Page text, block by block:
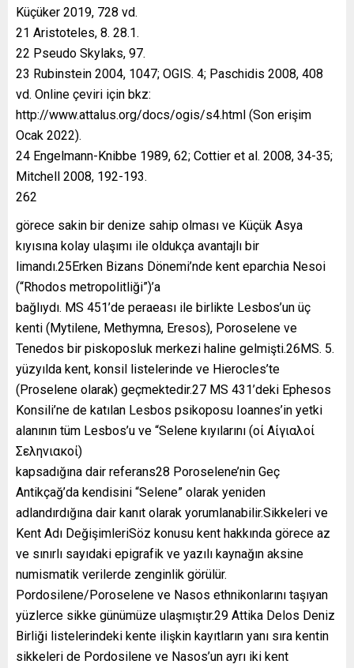
Küçüker 2019, 728 vd.
21 Aristoteles, 8. 28.1.
22 Pseudo Skylaks, 97.
23 Rubinstein 2004, 1047; OGIS. 4; Paschidis 2008, 408
vd. Online çeviri için bkz:
http://www.attalus.org/docs/ogis/s4.html (Son erişim
Ocak 2022).
24 Engelmann-Knibbe 1989, 62; Cottier et al. 2008, 34-35;
Mitchell 2008, 192-193.
262
görece sakin bir denize sahip olması ve Küçük Asya
kıyısına kolay ulaşımı ile oldukça avantajlı bir
limandı.25Erken Bizans Dönemi’nde kent eparchia Nesoi
(“Rhodos metropolitliği”)’a
bağlıydı. MS 451’de peraeası ile birlikte Lesbos’un üç
kenti (Mytilene, Methymna, Eresos), Poroselene ve
Tenedos bir piskoposluk merkezi haline gelmişti.26MS. 5.
yüzyılda kent, konsil listelerinde ve Hierocles’te
(Proselene olarak) geçmektedir.27 MS 431’deki Ephesos
Konsili’ne de katılan Lesbos psikoposu Ioannes’in yetki
alanının tüm Lesbos’u ve “Selene kıyılarını (οί Αίγιαλοί
Σεληνιακοί)
kapsadığına dair referans28 Poroselene’nin Geç
Antikçağ’da kendisini “Selene” olarak yeniden
adlandırdığına dair kanıt olarak yorumlanabilir.Sikkeleri ve
Kent Adı DeğişimleriSöz konusu kent hakkında görece az
ve sınırlı sayıdaki epigrafik ve yazılı kaynağın aksine
numismatik verilerde zenginlik görülür.
Pordosilene/Poroselene ve Nasos ethnikonlarını taşıyan
yüzlerce sikke günümüze ulaşmıştır.29 Attika Delos Deniz
Birliği listelerindeki kente ilişkin kayıtların yanı sıra kentin
sikkeleri de Pordosilene ve Nasos’un ayrı iki kent